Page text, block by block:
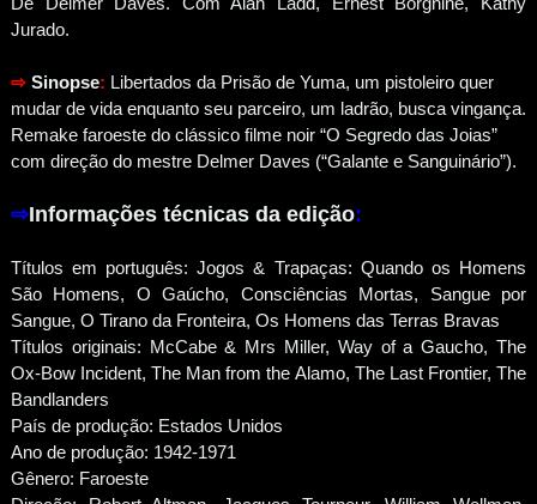
Jurado.
⇨ Sinopse: Libertados da Prisão de Yuma, um pistoleiro quer
mudar de vida enquanto seu parceiro, um ladrão, busca vingança.
Remake faroeste do clássico filme noir “O Segredo das Joias”
com direção do mestre Delmer Daves (“Galante e Sanguinário”).
⇨Informações técnicas da edição:
Títulos em português: Jogos & Trapaças: Quando os Homens
São Homens, O Gaúcho, Consciências Mortas, Sangue por
Sangue, O Tirano da Fronteira, Os Homens das Terras Bravas
Títulos originais: McCabe & Mrs Miller, Way of a Gaucho, The
Ox-Bow Incident, The Man from the Alamo, The Last Frontier, The
Bandlanders
País de produção: Estados Unidos
Ano de produção: 1942-1971
Gênero: Faroeste